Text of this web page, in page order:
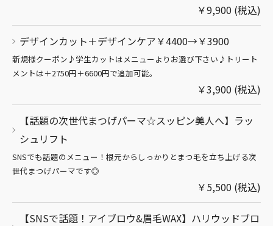
￥9,900 (税込)
デザインカット＋デザインケア￥4400→￥3900
新規様クーポン♪学生カットはメニューよりお選び下さい♪トリート
メントは＋2750円＋6600円で追加可能。
￥3,900 (税込)
【話題の次世代まつげパーマ☆スッピン美人へ】ラッ
シュリフト
SNSでも話題のメニュー！根元からしっかりとまつ毛を立ち上げる次
世代まつげパーマです◎
￥5,500 (税込)
【SNSで話題！アイブロウ&眉毛WAX】ハリウッドブロ